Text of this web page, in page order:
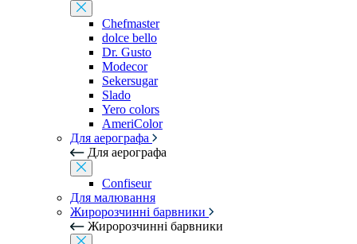
Chefmaster
dolce bello
Dr. Gusto
Modecor
Sekersugar
Slado
Yero colors
AmeriColor
Для аерографа
Для аерографа
Confiseur
Для малювання
Жиророзчинні барвники
Жиророзчинні барвники